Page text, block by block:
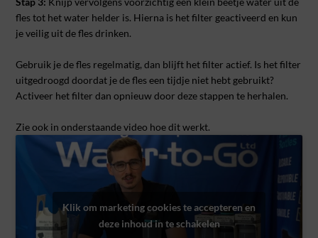
fles tot het water helder is. Hierna is het filter geactiveerd en kun
je veilig uit de fles drinken.
Gebruik je de fles regelmatig, dan blijft het filter actief. Is het filter
uitgedroogd doordat je de fles een tijdje niet hebt gebruikt?
Activeer het filter dan opnieuw door deze stappen te herhalen.
Zie ook in onderstaande video hoe dit werkt.
Klik om marketing cookies te accepteren en
deze inhoud in te schakelen